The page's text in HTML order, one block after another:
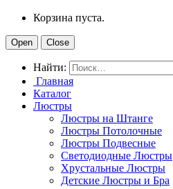
Корзина пуста.
Open Close
Найти:
Главная
Каталог
Люстры
Люстры на Штанге
Люстры Потолочные
Люстры Подвесные
Светодиодные Люстры
Хрустальные Люстры
Детские Люстры и Бра